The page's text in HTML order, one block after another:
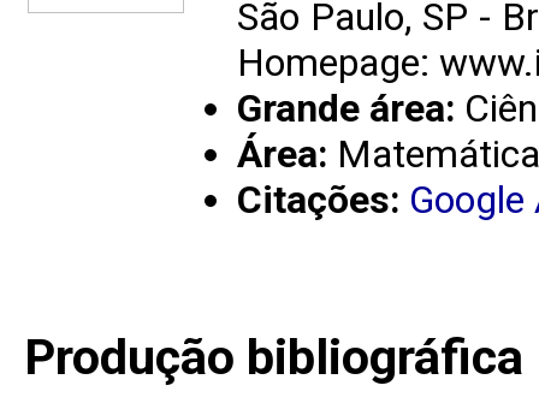
São Paulo, SP -
Homepage:
Grande área:
Área: Matemática
Citações:
Produção bibliográfica